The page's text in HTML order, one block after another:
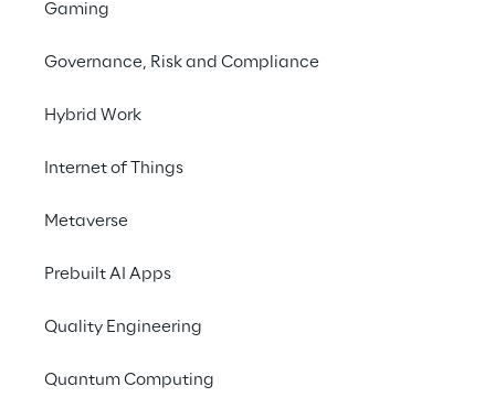
Gaming
Governance, Risk and Compliance
Hybrid Work
Internet of Things
Metaverse
Prebuilt AI Apps
Quality Engineering
Quantum Computing